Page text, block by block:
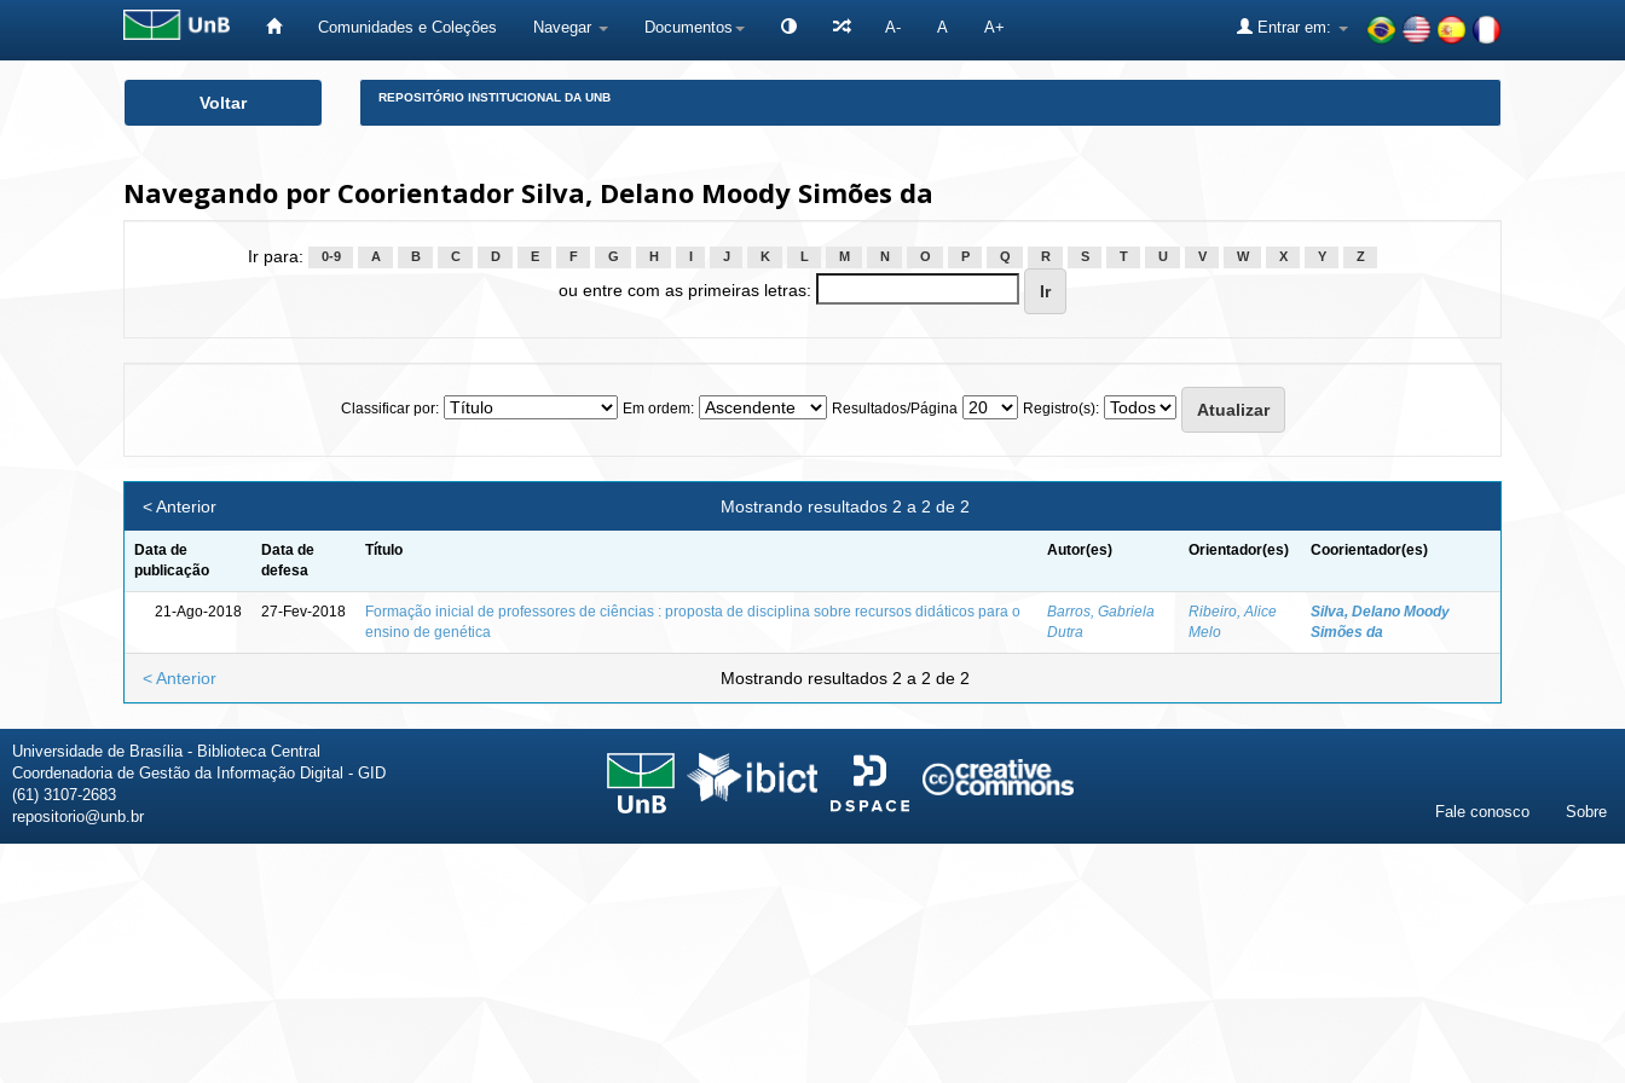
Comunidades e Coleções Navegar Documentos A- A A+ Entrar em:
Voltar REPOSITÓRIO INSTITUCIONAL DA UNB
Navegando por Coorientador Silva, Delano Moody Simões da
Ir para: 0-9 A B C D E F G H J K L M N O P Q R S T U V W X Y Z
ou entre com as primeiras letras:
Classificar por: Em ordem: Resultados/Página Registro(s):
Mostrando resultados 2 a 2 de 2
< Anterior
Data de
publicação
Data de
defesa
Título Autor(es) Orientador(es) Coorientador(es)
21-Ago-2018 27-Fev-2018
Formação inicial de professores de ciências : proposta de disciplina sobre recursos didáticos para o
ensino de genética
Barros, Gabriela
Dutra
Ribeiro, Alice
Melo
Silva, Delano Moody
Simões da
Mostrando resultados 2 a 2 de 2
< Anterior
Universidade de Brasília - Biblioteca Central
Coordenadoria de Gestão da Informação Digital - GID
(61) 3107-2683
repositorio@unb.br
Fale conosco Sobre